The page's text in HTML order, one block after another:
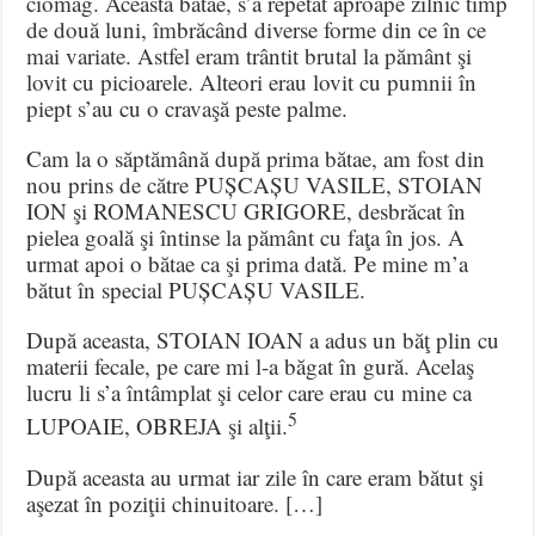
de două luni, îmbrăcând diverse forme din ce în ce
mai variate. Astfel eram trântit brutal la pământ şi
lovit cu picioarele. Alteori erau lovit cu pumnii în
piept s’au cu o cravaşă peste palme.
Cam la o săptămână după prima bătae, am fost din
nou prins de către PUȘCAȘU VASILE, STOIAN
ION şi ROMANESCU GRIGORE, desbrăcat în
pielea goală şi întinse la pământ cu faţa în jos. A
urmat apoi o bătae ca şi prima dată. Pe mine m’a
bătut în special PUȘCAȘU VASILE.
După aceasta, STOIAN IOAN a adus un băţ plin cu
materii fecale, pe care mi l-a băgat în gură. Acelaş
lucru li s’a întâmplat şi celor care erau cu mine ca
LUPOAIE, OBREJA şi alţii.5
După aceasta au urmat iar zile în care eram bătut şi
aşezat în poziţii chinuitoare. […]